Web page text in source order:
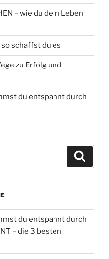
– wie du dein Leben
so schaffst du es
zu Erfolg und
du entspannt durch
du entspannt durch
– die 3 besten